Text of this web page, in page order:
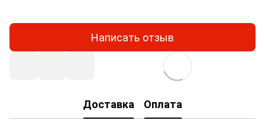
Написать отзыв
Доставка Оплата